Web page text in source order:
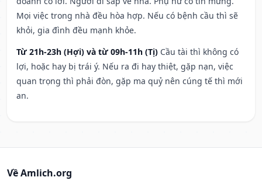
Mọi việc trong nhà đều hòa hợp. Nếu có bệnh cầu thì sẽ
khỏi, gia đình đều mạnh khỏe.
Từ 21h-23h (Hợi) và từ 09h-11h (Tị) Cầu tài thì không có
lợi, hoặc hay bị trái ý. Nếu ra đi hay thiệt, gặp nạn, việc
quan trọng thì phải đòn, gặp ma quỷ nên cúng tế thì mới
an.
Về Amlich.org